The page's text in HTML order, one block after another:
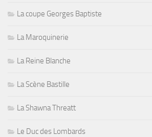
La coupe Georges Baptiste
La Maroquinerie
La Reine Blanche
La Scène Bastille
La Shawna Threatt
Le Duc des Lombards